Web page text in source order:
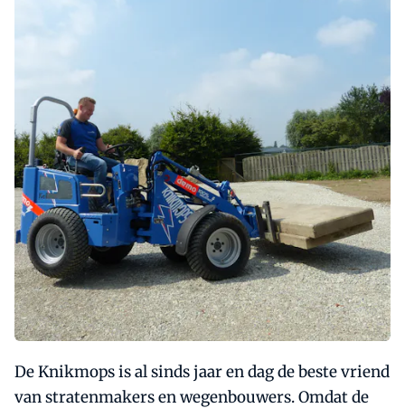
De Knikmops is al sinds jaar en dag de beste vriend
van stratenmakers en wegenbouwers. Omdat de